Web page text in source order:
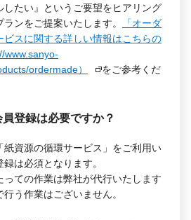
したい』というご要望をヒアリング
ンをご提案いたします。
「オーダ
ビスに関する詳しい情報はこちらの
www.sanyo-
ordermade）
をご参考くだ
登録は必要ですか？
紙資源の循環サービス」をご利用い
は必須となります。
っての作業は弊社が代行いたします
う作業はございません。